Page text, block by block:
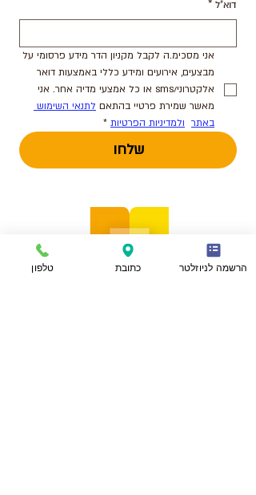
דוא"ל *
מאשר שמירת פרטיי בהתאם
באתר ולמדיניות הפרטיות *
שלחו
טלפון כתובת הרשמה לניוזלטר